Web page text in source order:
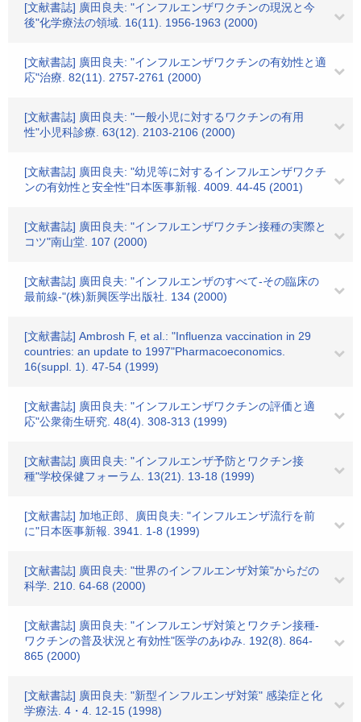
[文献書誌] 廣田良夫: "インフルエンザワクチンの現況と今
後"化学療法の領域. 16(11). 1956-1963 (2000)
[文献書誌] 廣田良夫: "インフルエンザワクチンの有効性と適
応"治療. 82(11). 2757-2761 (2000)
[文献書誌] 廣田良夫: "一般小児に対するワクチンの有用
性"小児科診療. 63(12). 2103-2106 (2000)
[文献書誌] 廣田良夫: "幼児等に対するインフルエンザワクチ
ンの有効性と安全性"日本医事新報. 4009. 44-45 (2001)
[文献書誌] 廣田良夫: "インフルエンザワクチン接種の実際と
コツ"南山堂. 107 (2000)
[文献書誌] 廣田良夫: "インフルエンザのすべて-その臨床の
最前線-"(株)新興医学出版社. 134 (2000)
[文献書誌] Ambrosh F, et al.: "Influenza vaccination in 29
countries: an update to 1997"Pharmacoeconomics.
16(suppl. 1). 47-54 (1999)
[文献書誌] 廣田良夫: "インフルエンザワクチンの評価と適
応"公衆衛生研究. 48(4). 308-313 (1999)
[文献書誌] 廣田良夫: "インフルエンザ予防とワクチン接
種"学校保健フォーラム. 13(21). 13-18 (1999)
[文献書誌] 加地正郎、廣田良夫: "インフルエンザ流行を前
に"日本医事新報. 3941. 1-8 (1999)
[文献書誌] 廣田良夫: "世界のインフルエンザ対策"からだの
科学. 210. 64-68 (2000)
[文献書誌] 廣田良夫: "インフルエンザ対策とワクチン接種-
ワクチンの普及状況と有効性"医学のあゆみ. 192(8). 864-
865 (2000)
[文献書誌] 廣田良夫: "新型インフルエンザ対策" 感染症と化
学療法. 4・4. 12-15 (1998)